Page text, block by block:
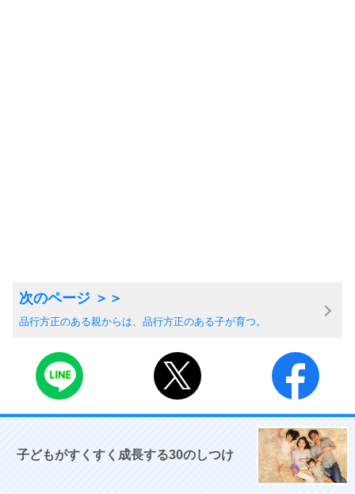
品行方正のある親からは、品行方正のある子が育つ。
子どもがすくすく成長する30のしつけ